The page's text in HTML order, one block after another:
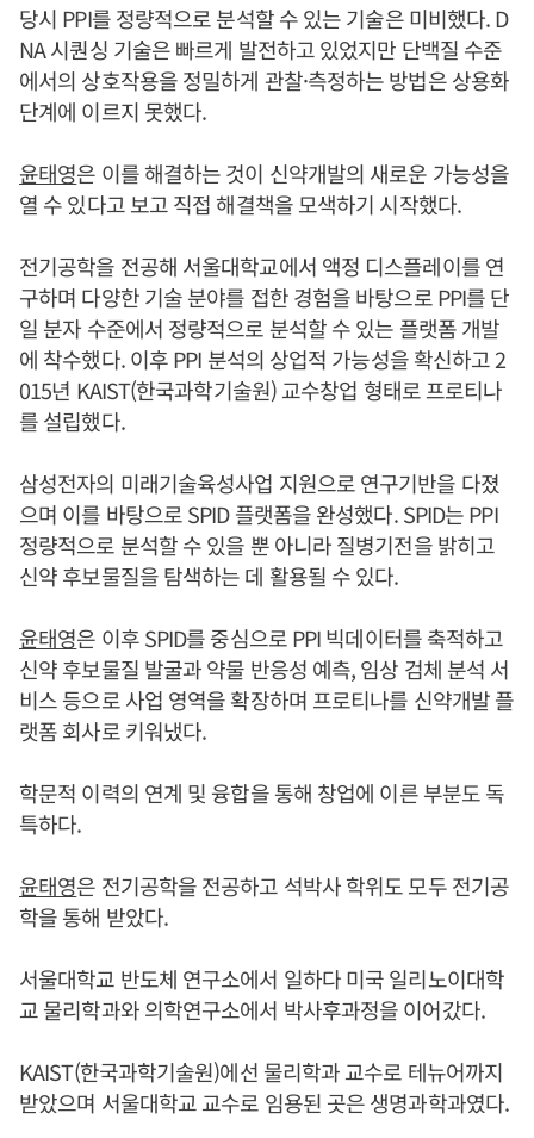
당시 PPI를 정량적으로 분석할 수 있는 기술은 미비했다. D
NA 시퀀싱 기술은 빠르게 발전하고 있었지만 단백질 수준
에서의 상호작용을 정밀하게 관찰·측정하는 방법은 상용화
단계에 이르지 못했다.
윤태영은 이를 해결하는 것이 신약개발의 새로운 가능성을
열 수 있다고 보고 직접 해결책을 모색하기 시작했다.
전기공학을 전공해 서울대학교에서 액정 디스플레이를 연
구하며 다양한 기술 분야를 접한 경험을 바탕으로 PPI를 단
일 분자 수준에서 정량적으로 분석할 수 있는 플랫폼 개발
에 착수했다. 이후 PPI 분석의 상업적 가능성을 확신하고 2
015년 KAIST(한국과학기술원) 교수창업 형태로 프로티나
를 설립했다.
삼성전자의 미래기술육성사업 지원으로 연구기반을 다졌
으며 이를 바탕으로 SPID 플랫폼을 완성했다. SPID는 PPI
정량적으로 분석할 수 있을 뿐 아니라 질병기전을 밝히고
신약 후보물질을 탐색하는 데 활용될 수 있다.
윤태영은 이후 SPID를 중심으로 PPI 빅데이터를 축적하고
신약 후보물질 발굴과 약물 반응성 예측, 임상 검체 분석 서
비스 등으로 사업 영역을 확장하며 프로티나를 신약개발 플
랫폼 회사로 키워냈다.
학문적 이력의 연계 및 융합을 통해 창업에 이른 부분도 독
특하다.
윤태영은 전기공학을 전공하고 석박사 학위도 모두 전기공
학을 통해 받았다.
서울대학교 반도체 연구소에서 일하다 미국 일리노이대학
교 물리학과와 의학연구소에서 박사후과정을 이어갔다.
KAIST(한국과학기술원)에선 물리학과 교수로 테뉴어까지
받았으며 서울대학교 교수로 임용된 곳은 생명과학과였다.